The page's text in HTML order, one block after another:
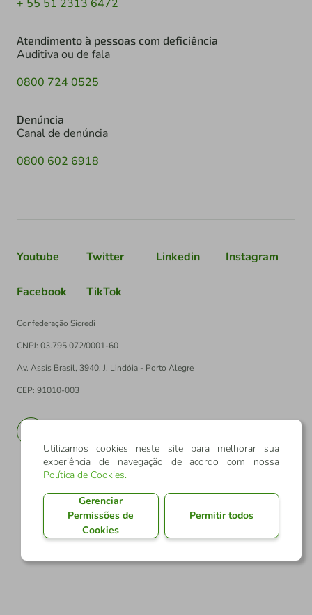
+ 55 51 2313 6472
Atendimento à pessoas com deficiência
Auditiva ou de fala
0800 724 0525
Denúncia
Canal de denúncia
0800 602 6918
Youtube Twitter Linkedin Instagram
Facebook TikTok
Confederação Sicredi
CNPJ: 03.795.072/0001-60
Av. Assis Brasil, 3940, J. Lindóia - Porto Alegre
CEP: 91010-003
Utilizamos cookies neste site para melhorar sua
experiência de navegação de acordo com nossa
Política de Cookies.
Gerenciar
Permissões de
Cookies
Permitir todos